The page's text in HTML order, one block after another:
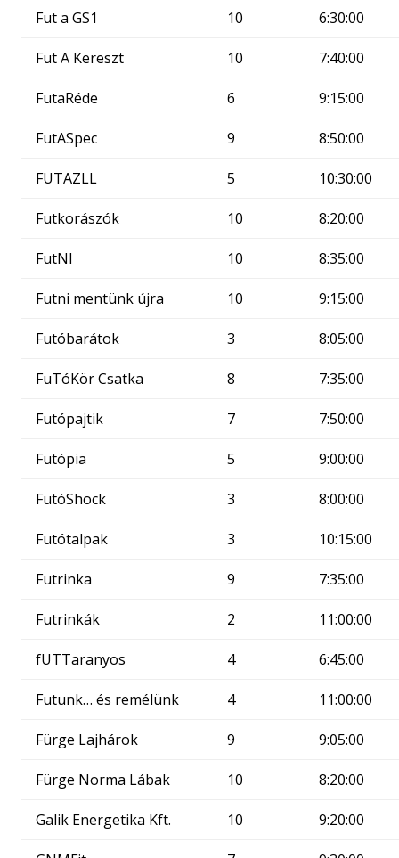
Fut a GS1 10 6:30:00
Fut A Kereszt 10 7:40:00
FutaRéde 6 9:15:00
FutASpec 9 8:50:00
FUTAZLL 5 10:30:00
Futkorászók 10 8:20:00
FutNI 10 8:35:00
Futni mentünk újra 10 9:15:00
Futóbarátok 3 8:05:00
FuTóKör Csatka 8 7:35:00
Futópajtik 7 7:50:00
Futópia 5 9:00:00
FutóShock 3 8:00:00
Futótalpak 3 10:15:00
Futrinka 9 7:35:00
Futrinkák 2 11:00:00
fUTTaranyos 4 6:45:00
Futunk… és remélünk 4 11:00:00
Fürge Lajhárok 9 9:05:00
Fürge Norma Lábak 10 8:20:00
Galik Energetika Kft. 10 9:20:00